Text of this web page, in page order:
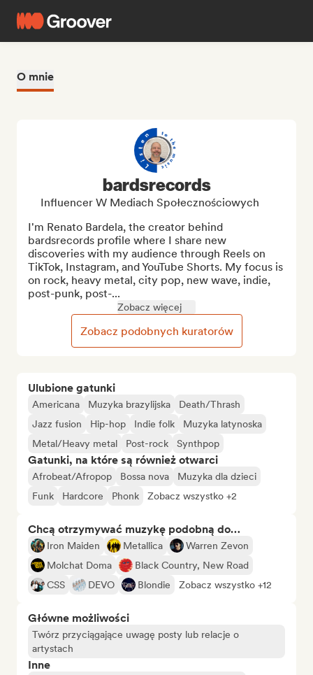
O mnie
Ulubione gatunki
Americana Muzyka brazylijska
Death/Thrash
Jazz fusion
Hip-hop Indie folk
Muzyka latynoska
Metal/Heavy metal
Post-rock Synthpop
Gatunki, na które są również otwarci
Afrobeat/Afropop Bossa nova
Muzyka dla dzieci
Funk
Hardcore Phonk Zobacz wszystko +2
Chcą otrzymywać muzykę podobną do…
Iron Maiden Metallica
Warren Zevon
Molchat Doma
Black Country, New Road
CSS
DEVO Blondie Zobacz wszystko +12
Główne możliwości
Twórz przyciągające uwagę posty lub relacje o
artystach
Inne
bardsrecords
Influencer W Mediach Społecznościowych
I'm Renato Bardela, the creator behind
bardsrecords profile where I share new
discoveries with my audience through Reels on
TikTok, Instagram, and YouTube Shorts. My focus is
on rock, heavy metal, city pop, new wave, indie,
post-punk, post-...
Zobacz więcej
Zobacz podobnych kuratorów